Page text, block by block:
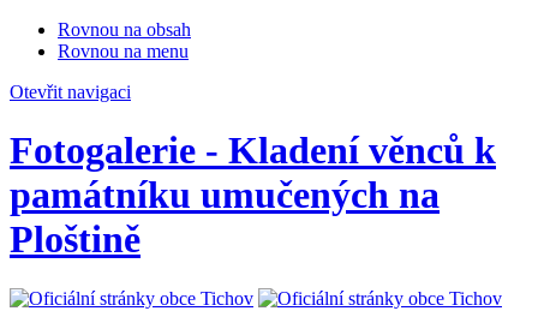
Rovnou na obsah
Rovnou na menu
Otevřit navigaci
Fotogalerie - Kladení věnců k
památníku umučených na
Ploštině